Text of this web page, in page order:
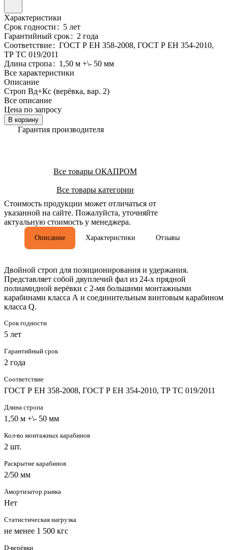
Характеристики
Срок годности: 5 лет
Гарантийный срок: 2 года
Соответствие: ГОСТ Р ЕН 358-2008, ГОСТ Р ЕН 354-2010,
ТР ТС 019/2011
Длина стропа: 1,50 м +\- 50 мм
Все характеристики
Описание
Строп Вд+Кс (верёвка, вар. 2)
Все описание
Цена по запросу
В корзину
Гарантия производителя
Все товары ОКАПРОМ
Все товары категории
Стоимость продукции может отличаться от
указанной на сайте. Пожалуйста, уточняйте
актуальную стоимость у менеджера.
Описание Характеристики Отзывы
Двойной строп для позиционирования и удержания.
Представляет собой двуплечий фал из 24-х прядной
полиамидной верёвки с 2-мя большими монтажными
карабинами класса А и соединительным винтовым карабином
класса Q.
Срок годности
5 лет
Гарантийный срок
2 года
Соответствие
ГОСТ Р ЕН 358-2008, ГОСТ Р ЕН 354-2010, ТР ТС 019/2011
Длина стропа
1,50 м +\- 50 мм
Кол-во монтажных карабинов
2 шт.
Раскрытие карабинов
2/50 мм
Амортизатор рывка
Нет
Статистическая нагрузка
не менее 1 500 кгс
D-верёвки